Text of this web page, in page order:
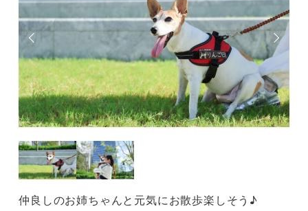
仲良しのお姉ちゃんと元気にお散歩楽しそう♪